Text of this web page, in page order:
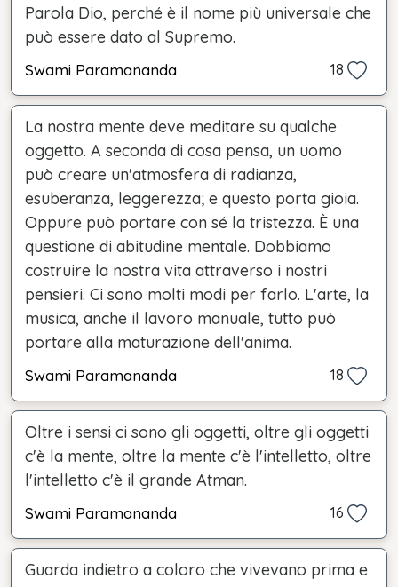
Parola Dio, perché è il nome più universale che
può essere dato al Supremo.
Swami Paramananda 18
La nostra mente deve meditare su qualche
oggetto. A seconda di cosa pensa, un uomo
può creare un'atmosfera di radianza,
esuberanza, leggerezza; e questo porta gioia.
Oppure può portare con sé la tristezza. È una
questione di abitudine mentale. Dobbiamo
costruire la nostra vita attraverso i nostri
pensieri. Ci sono molti modi per farlo. L'arte, la
musica, anche il lavoro manuale, tutto può
portare alla maturazione dell'anima.
Swami Paramananda 18
Oltre i sensi ci sono gli oggetti, oltre gli oggetti
c'è la mente, oltre la mente c'è l'intelletto, oltre
l'intelletto c'è il grande Atman.
Swami Paramananda 16
Guarda indietro a coloro che vivevano prima e